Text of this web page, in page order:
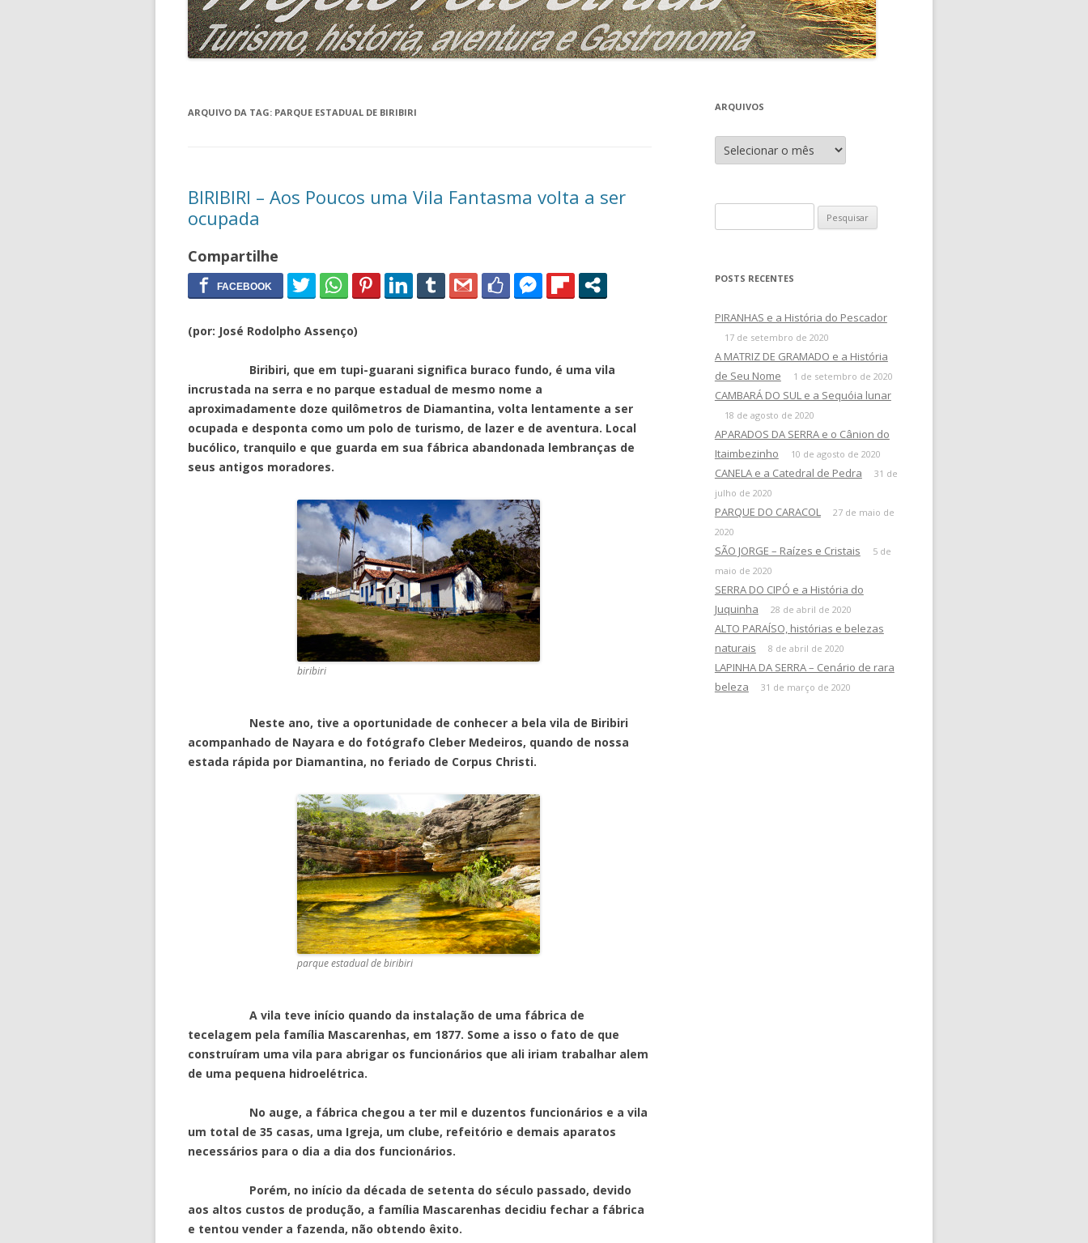
ARQUIVO DA TAG: PARQUE ESTADUAL DE BIRIBIRI
BIRIBIRI – Aos Poucos uma Vila Fantasma volta a ser
ocupada
Compartilhe
(por: José Rodolpho Assenço)
Biribiri, que em tupi-guarani significa buraco fundo, é uma vila
incrustada na serra e no parque estadual de mesmo nome a
aproximadamente doze quilômetros de Diamantina, volta lentamente a ser
ocupada e desponta como um polo de turismo, de lazer e de aventura. Local
bucólico, tranquilo e que guarda em sua fábrica abandonada lembranças de
seus antigos moradores.
biribiri
Neste ano, tive a oportunidade de conhecer a bela vila de Biribiri
acompanhado de Nayara e do fotógrafo Cleber Medeiros, quando de nossa
estada rápida por Diamantina, no feriado de Corpus Christi.
parque estadual de biribiri
A vila teve início quando da instalação de uma fábrica de
tecelagem pela família Mascarenhas, em 1877. Some a isso o fato de que
construíram uma vila para abrigar os funcionários que ali iriam trabalhar alem
de uma pequena hidroelétrica.
No auge, a fábrica chegou a ter mil e duzentos funcionários e a vila
um total de 35 casas, uma Igreja, um clube, refeitório e demais aparatos
necessários para o dia a dia dos funcionários.
Porém, no início da década de setenta do século passado, devido
aos altos custos de produção, a família Mascarenhas decidiu fechar a fábrica
e tentou vender a fazenda, não obtendo êxito.
ARQUIVOS
A
q
o
e
POSTS RECENTES
PIRANHAS e a História do Pescador
17 de setembro de 2020
A MATRIZ DE GRAMADO e a História
de Seu Nome
1 de setembro de 2020
CAMBARÁ DO SUL e a Sequóia lunar
18 de agosto de 2020
APARADOS DA SERRA e o Cânion do
Itaimbezinho
10 de agosto de 2020
CANELA e a Catedral de Pedra
31 de
julho de 2020
PARQUE DO CARACOL
27 de maio de
2020
SÃO JORGE – Raízes e Cristais
5 de
maio de 2020
SERRA DO CIPÓ e a História do
Juquinha
28 de abril de 2020
ALTO PARAÍSO, histórias e belezas
naturais
8 de abril de 2020
LAPINHA DA SERRA – Cenário de rara
beleza
31 de março de 2020